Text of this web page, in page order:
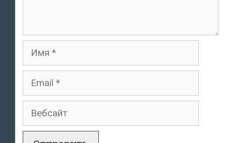
Имя
Email
Вебсайт